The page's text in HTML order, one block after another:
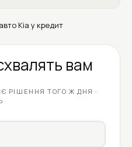
авто Kia у кредит
вам
РІШЕННЯ ТОГО Ж ДНЯ ·